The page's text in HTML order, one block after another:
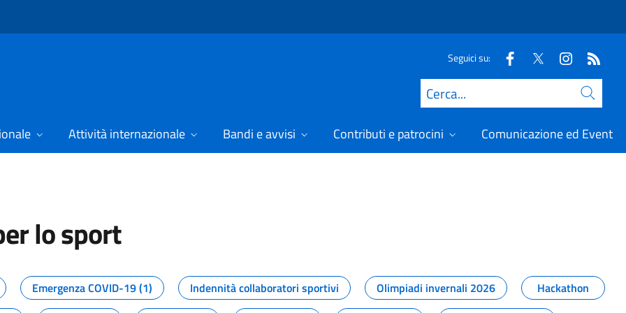
Seguici su:
Cerca
Attività internazionale Bandi e avvisi Contributi e patrocini Comunicazione ed Eventi
lo sport
dal Dipartimento per lo sport
Emergenza COVID-19 (1) Indennità collaboratori sportivi Olimpiadi invernali 2026
Hackathon